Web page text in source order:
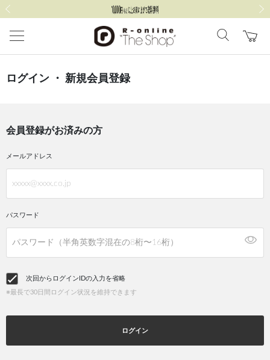
ログイン ・ 新規会員登録
会員登録がお済みの方
メールアドレス
パスワード
次回からログインIDの入力を省略
※最長で30日間ログイン状況を維持できます
ログイン